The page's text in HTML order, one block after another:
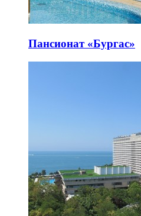
Пансионат «Бургас»